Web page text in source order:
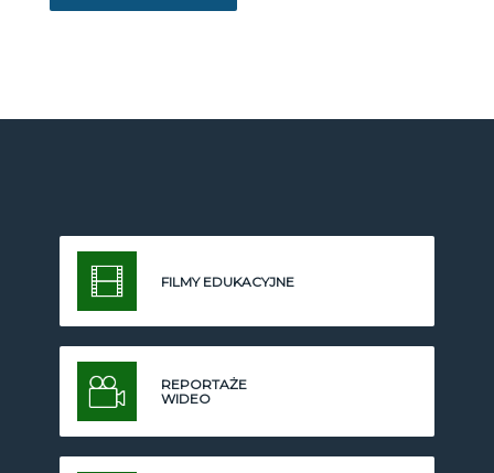
FILMY EDUKACYJNE
REPORTAŻE
WIDEO